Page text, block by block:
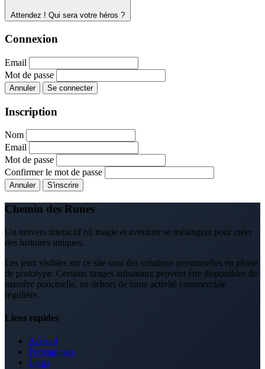
Attendez ! Qui sera votre héros ?
Connexion
Email
Mot de passe
Annuler Se connecter
Inscription
Nom
Email
Mot de passe
Confirmer le mot de passe
Annuler S'inscrire
Chemin des Runes
Un univers interactif où magie et aventure se mélangent pour créer
des histoires uniques.
Les jeux visibles sur ce site sont des créations personnelles en phase
de prototype. Certains tirages artisanaux peuvent être disponibles de
manière ponctuelle, en dehors de toute activité commerciale
régulière.
Liens rapides
Accueil
Personnages
Lieux